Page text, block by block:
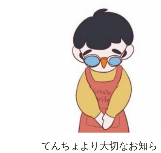
てんちょより大切なお知ら